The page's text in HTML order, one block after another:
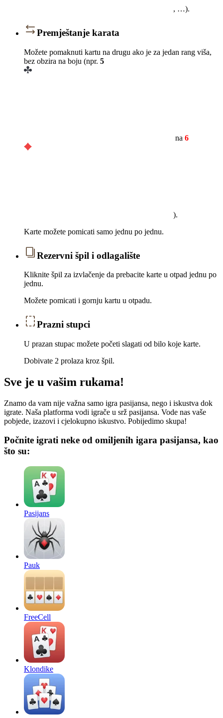
, …).
Premještanje karata
Možete pomaknuti kartu na drugu ako je za jedan rang viša,
bez obzira na boju (npr. 5
na 6
).
Karte možete pomicati samo jednu po jednu.
Rezervni špil i odlagalište
Kliknite špil za izvlačenje da prebacite karte u otpad jednu po
jednu.
Možete pomicati i gornju kartu u otpadu.
Prazni stupci
U prazan stupac možete početi slagati od bilo koje karte.
Dobivate 2 prolaza kroz špil.
Sve je u vašim rukama!
Znamo da vam nije važna samo igra pasijansa, nego i iskustva dok
igrate. Naša platforma vodi igrače u srž pasijansa. Vode nas vaše
pobjede, izazovi i cjelokupno iskustvo. Pobijedimo skupa!
Počnite igrati neke od omiljenih igara pasijansa, kao
što su:
Pasijans
Pauk
FreeCell
Klondike